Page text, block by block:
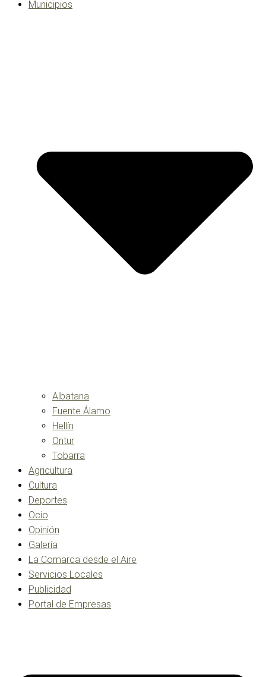
Municipios
Albatana
Fuente Álamo
Hellín
Ontur
Tobarra
Agricultura
Cultura
Deportes
Ocio
Opinión
Galería
La Comarca desde el Aire
Servicios Locales
Publicidad
Portal de Empresas